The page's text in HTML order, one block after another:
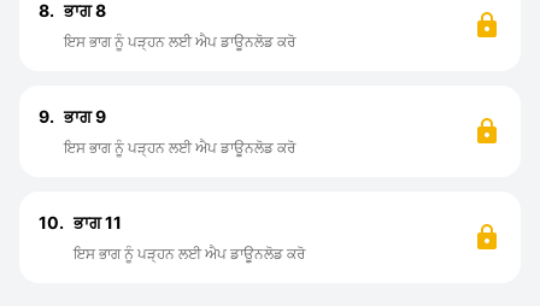
8. ਭਾਗ 8
ਇਸ ਭਾਗ ਨੂੰ ਪੜ੍ਹਨ ਲਈ ਐਪ ਡਾਊਨਲੋਡ ਕਰੋ
9. ਭਾਗ 9
ਇਸ ਭਾਗ ਨੂੰ ਪੜ੍ਹਨ ਲਈ ਐਪ ਡਾਊਨਲੋਡ ਕਰੋ
10. ਭਾਗ 11
ਇਸ ਭਾਗ ਨੂੰ ਪੜ੍ਹਨ ਲਈ ਐਪ ਡਾਊਨਲੋਡ ਕਰੋ